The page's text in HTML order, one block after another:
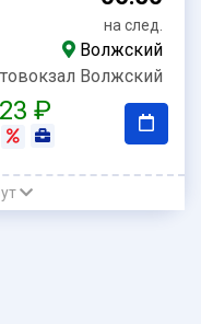
на след.
Волжский
Волжский
₽